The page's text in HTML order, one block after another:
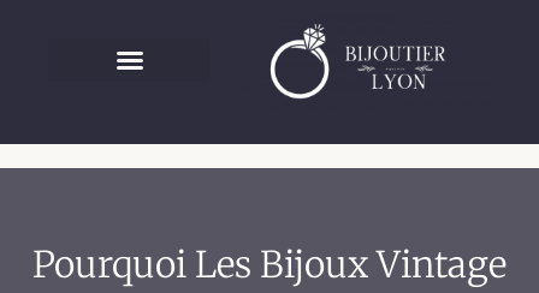
Pourquoi Les Bijoux Vintage